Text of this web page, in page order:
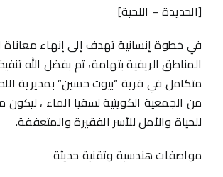
[الحديدة – اللحية]
في خطوة إنسانية تهدف إلى إنهاء
المناطق الريفية بتهامة، تم بفضل الله
متكامل في قرية “بيوت حسين” بمديرية
من الجمعية الكويتية لسقيا الماء ،
للحياة والأمل للأسر الفقيرة والمتعففة.
مواصفات هندسية وتقنية حديثة